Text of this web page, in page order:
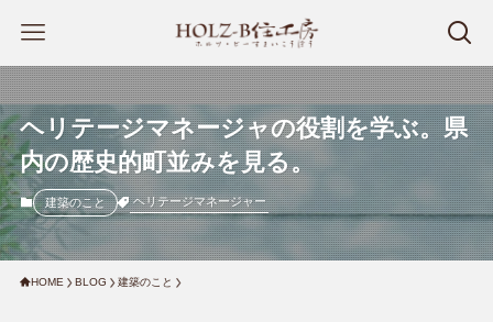
ヘリテージマネージャの役割を学ぶ。県
内の歴史的町並みを見る。
建築のこと ヘリテージマネージャー
HOME BLOG 建築のこと